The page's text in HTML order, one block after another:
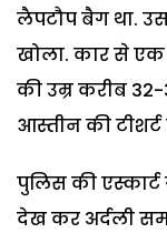
लैपटौप बैग था.
खोला. कार से एक
की उम्र करीब
आस्तीन की
पुलिस की एस्कार्ट
देख कर अर्दली